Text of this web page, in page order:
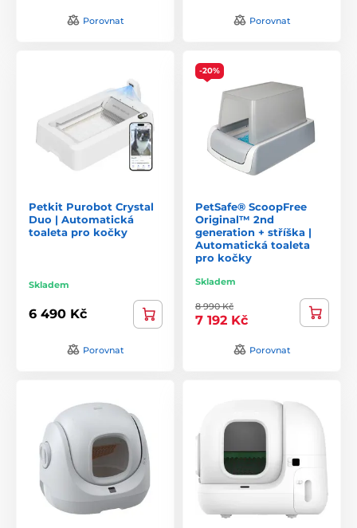
Porovnat Porovnat
Petkit Purobot Crystal
Duo | Automatická
toaleta pro kočky
Skladem
6 490 Kč
Porovnat
-20%
PetSafe® ScoopFree
Original™ 2nd
generation + stříška |
Automatická toaleta
pro kočky
Skladem
8 990 Kč
7 192 Kč
Porovnat